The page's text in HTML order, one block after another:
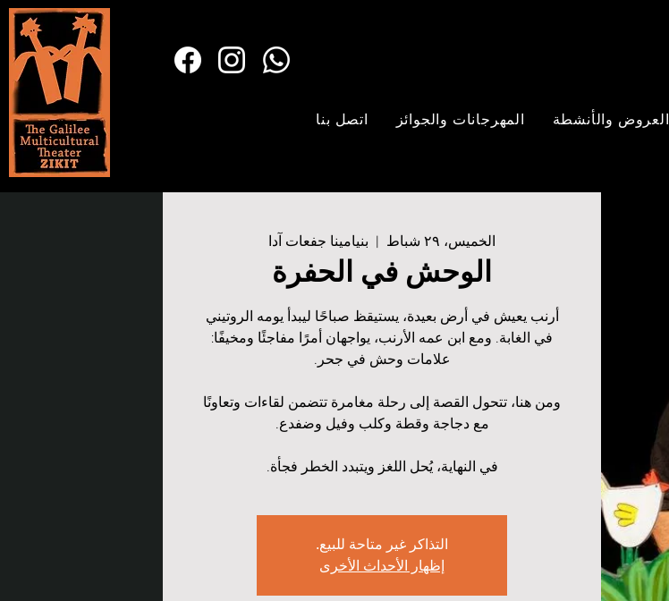
العروض والأنشطة المهرجانات والجوائز اتصل بنا
الخميس، ٢٩ شباط
  |
بنيامينا جفعات آدا
الوحش في الحفرة
أرنب يعيش في أرض بعيدة، يستيقظ صباحًا ليبدأ يومه الروتيني
في الغابة. ومع ابن عمه الأرنب، يواجهان أمرًا مفاجئًا ومخيفًا:
ومن هنا، تتحول القصة إلى رحلة مغامرة تتضمن لقاءات وتعاونًا
في النهاية، يُحل اللغز ويتبدد الخطر فجأة.
التذاكر غير متاحة للبيع.
إظهار الأحداث الأخرى